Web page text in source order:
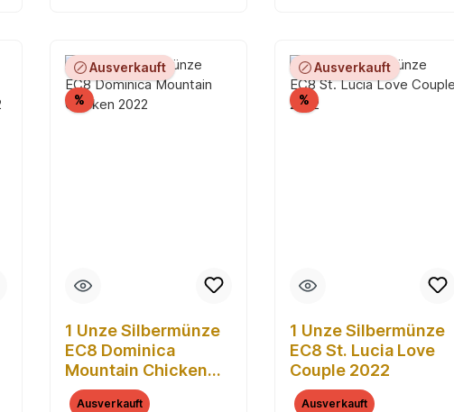
Ausverkauft
% Rabatt
1 Unze Silbermünze
EC8 Dominica
Mountain Chicken
2022
Ausverkauft
Ausverkauft
%Rabatt
1 Unze Silbermünze
EC8 St. Lucia Love
Couple 2022
Ausverkauft